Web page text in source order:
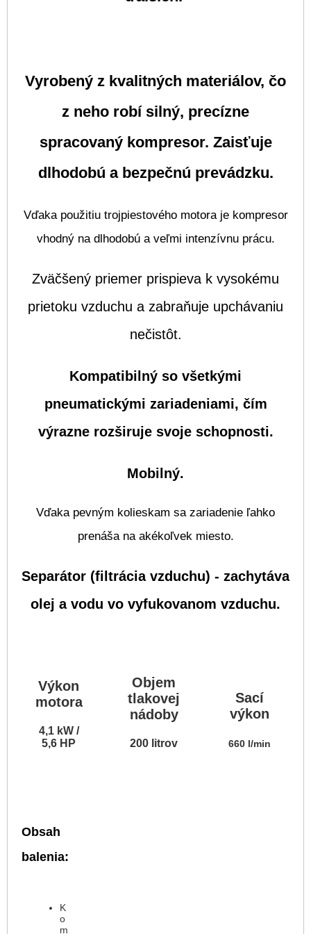
Vyrobený z kvalitných materiálov, čo
z neho robí silný, precízne
spracovaný kompresor. Zaisťuje
dlhodobú a bezpečnú prevádzku.
Vďaka použitiu trojpiestového motora je kompresor
vhodný na dlhodobú a veľmi intenzívnu prácu.
Zväčšený priemer prispieva k vysokému
prietoku vzduchu a zabraňuje upchávaniu
nečistôt.
Kompatibilný so všetkými
pneumatickými zariadeniami, čím
výrazne rozširuje svoje schopnosti.
Mobilný.
Vďaka pevným kolieskam sa zariadenie ľahko
prenáša na akékoľvek miesto.
Separátor (filtrácia vzduchu) - zachytáva
olej a vodu vo vyfukovanom vzduchu.
Výkon
motora
4,1 kW /
5,6 HP
Objem
tlakovej
nádoby
200 litrov
Sací
výkon
660 l/min
Obsah
balenia:
K
o
m